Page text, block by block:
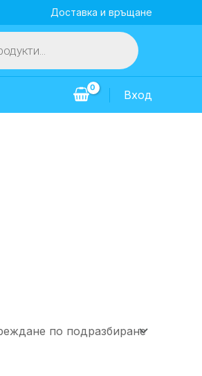
Доставка и връщане
Вход